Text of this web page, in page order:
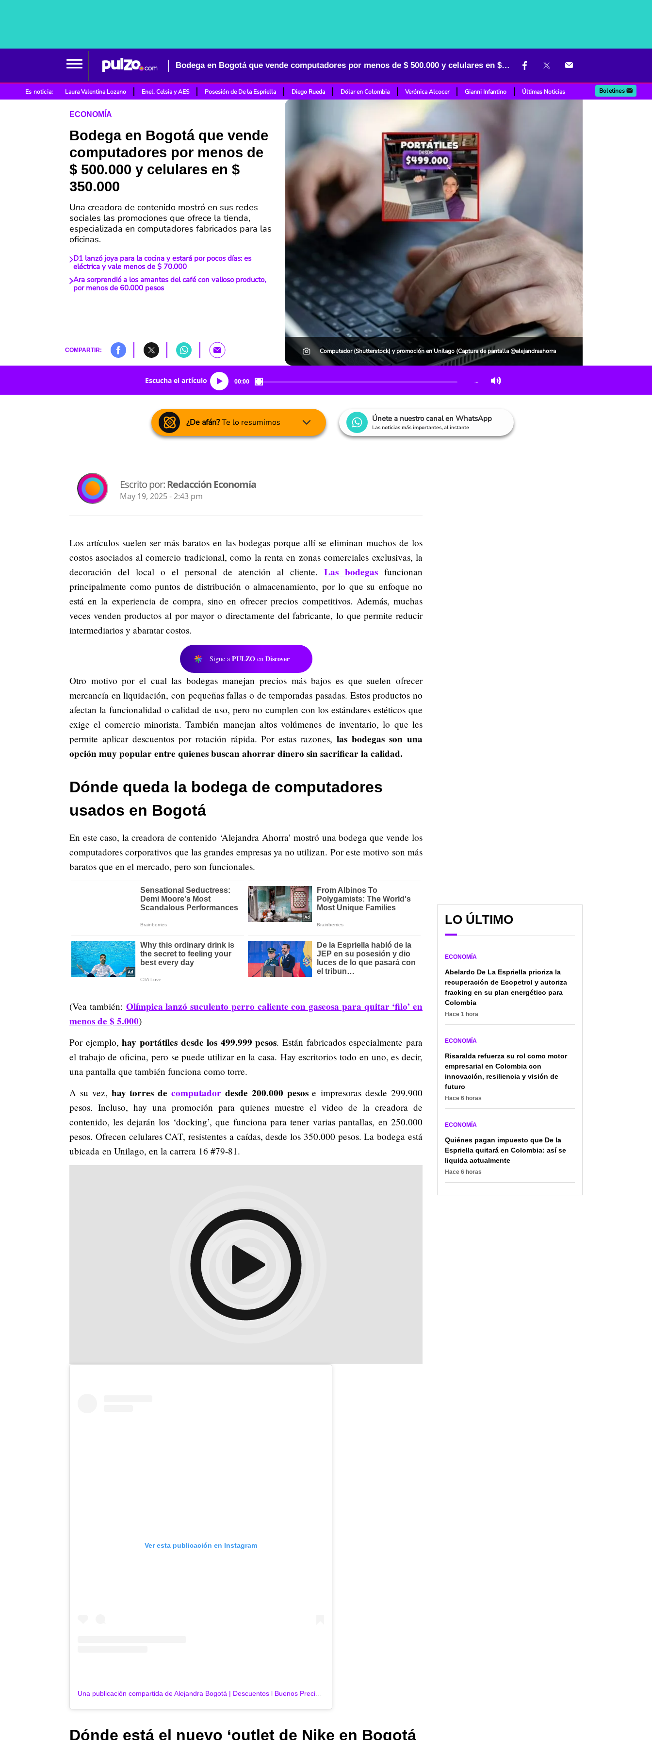
Bodega en Bogotá que vende computadores por menos de $ 500.000 y celulares en $ 350.000
Es noticia: Laura Valentina Lozano Enel, Celsia y AES Posesión de De la Espriella Diego Rueda Dólar en Colombia Verónica Alcocer Gianni Infantino Últimas Noticias Boletines
ECONOMÍA
Bodega en Bogotá que vende
computadores por menos de
$ 500.000 y celulares en $
350.000
Una creadora de contenido mostró en sus redes
sociales las promociones que ofrece la tienda,
especializada en computadores fabricados para las
oficinas.
D1 lanzó joya para la cocina y estará por pocos días: es
eléctrica y vale menos de $ 70.000
Ara sorprendió a los amantes del café con valioso producto,
por menos de 60.000 pesos
COMPARTIR: Computador (Shutterstock) y promoción en Unilago (Captura de pantalla @alejandraahorra
Escucha el artículo 00:00 …
¿De afán?Te lo resumimos Únete a nuestro canal en WhatsApp
Las noticias más importantes, al instante
Escrito por:Redacción Economía
May 19, 2025 - 2:43 pm
Los artículos suelen ser más baratos en las bodegas porque allí se eliminan muchos de los
costos asociados al comercio tradicional, como la renta en zonas comerciales exclusivas, la
decoración del local o el personal de atención al cliente.Las bodegas funcionan
principalmente como puntos de distribución o almacenamiento, por lo que su enfoque no
está en la experiencia de compra, sino en ofrecer precios competitivos. Además, muchas
veces venden productos al por mayor o directamente del fabricante, lo que permite reducir
intermediarios y abaratar costos.
Sigue a PULZO en Discover
Otro motivo por el cual las bodegas manejan precios más bajos es que suelen ofrecer
mercancía en liquidación, con pequeñas fallas o de temporadas pasadas. Estos productos no
afectan la funcionalidad o calidad de uso, pero no cumplen con los estándares estéticos que
exige el comercio minorista. También manejan altos volúmenes de inventario, lo que les
permite aplicar descuentos por rotación rápida. Por estas razones, las bodegas son una
opción muy popular entre quienes buscan ahorrar dinero sin sacrificar la calidad.
Dónde queda la bodega de computadores
usados en Bogotá
En este caso, la creadora de contenido ‘Alejandra Ahorra’ mostró una bodega que vende los
computadores corporativos que las grandes empresas ya no utilizan. Por este motivo son más
baratos que en el mercado, pero son funcionales.
(Vea también: Olímpica lanzó suculento perro caliente con gaseosa para quitar ‘filo’ en
menos de $ 5.000)
Por ejemplo,hay portátiles desde los 499.999 pesos. Están fabricados especialmente para
el trabajo de oficina, pero se puede utilizar en la casa. Hay escritorios todo en uno, es decir,
una pantalla que también funciona como torre.
A su vez, hay torres decomputador desde 200.000 pesose impresoras desde 299.900
pesos. Incluso, hay una promoción para quienes muestre el video de la creadora de
contenido, les dejarán los ‘docking’, que funciona para tener varias pantallas, en 250.000
pesos. Ofrecen celulares CAT, resistentes a caídas, desde los 350.000 pesos. La bodega está
ubicada en Unilago, en la carrera 16 #79-81.
Ver esta publicación en Instagram
Dónde está el nuevo ‘outlet de Nike en Bogotá
LO ÚLTIMO
ECONOMÍA
Abelardo De La Espriella prioriza la
recuperación de Ecopetrol y autoriza
fracking en su plan energético para
Colombia
Hace 1 hora
ECONOMÍA
Risaralda refuerza su rol como motor
empresarial en Colombia con
innovación, resiliencia y visión de
futuro
Hace 6 horas
ECONOMÍA
Quiénes pagan impuesto que De la
Espriella quitará en Colombia: así se
liquida actualmente
Hace 6 horas